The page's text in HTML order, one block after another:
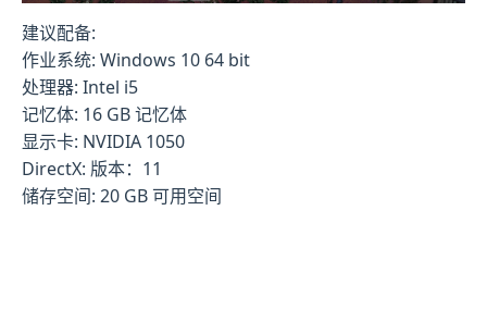
建议配备:
作业系统: Windows 10 64 bit
处理器: Intel i5
记忆体: 16 GB 记忆体
显示卡: NVIDIA 1050
DirectX: 版本：11
储存空间: 20 GB 可用空间